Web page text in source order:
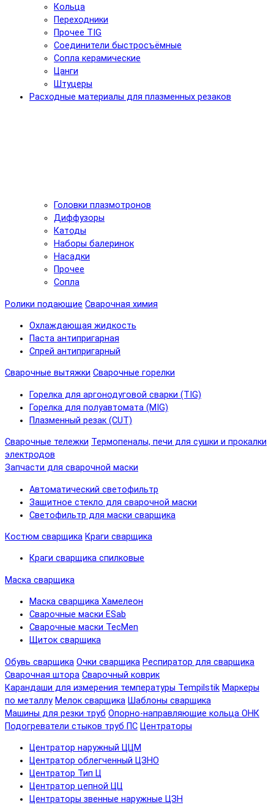
Кольца
Переходники
Прочее TIG
Соединители быстросъёмные
Сопла керамические
Цанги
Штуцеры
Расходные материалы для плазменных резаков
Головки плазмотронов
Диффузоры
Катоды
Наборы балеринок
Насадки
Прочее
Сопла
Ролики подающие Сварочная химия
Охлаждающая жидкость
Паста антипригарная
Спрей антипригарный
Сварочные вытяжки Сварочные горелки
Горелка для аргонодуговой сварки (TIG)
Горелка для полуавтомата (MIG)
Плазменный резак (CUT)
Сварочные тележки Термопеналы, печи для сушки и прокалки
электродов
Запчасти для сварочной маски
Автоматический светофильтр
Защитное стекло для сварочной маски
Светофильтр для маски сварщика
Костюм сварщика Краги сварщика
Краги сварщика спилковые
Маска сварщика
Маска сварщика Хамелеон
Сварочные маски ESab
Сварочные маски TecMen
Щиток сварщика
Обувь сварщика Очки сварщика Респиратор для сварщика
Сварочная штора Сварочный коврик
Карандаши для измерения температуры Tempilstik Маркеры
по металлу Мелок сварщика Шаблоны сварщика
Машины для резки труб Опорно-направляющие кольца ОНК
Подогреватели стыков труб ПС Центраторы
Центратор наружный ЦЦМ
Центратор облегченный ЦЗНО
Центратор Тип Ц
Центратор цепной ЦЦ
Центраторы звенные наружные ЦЗН